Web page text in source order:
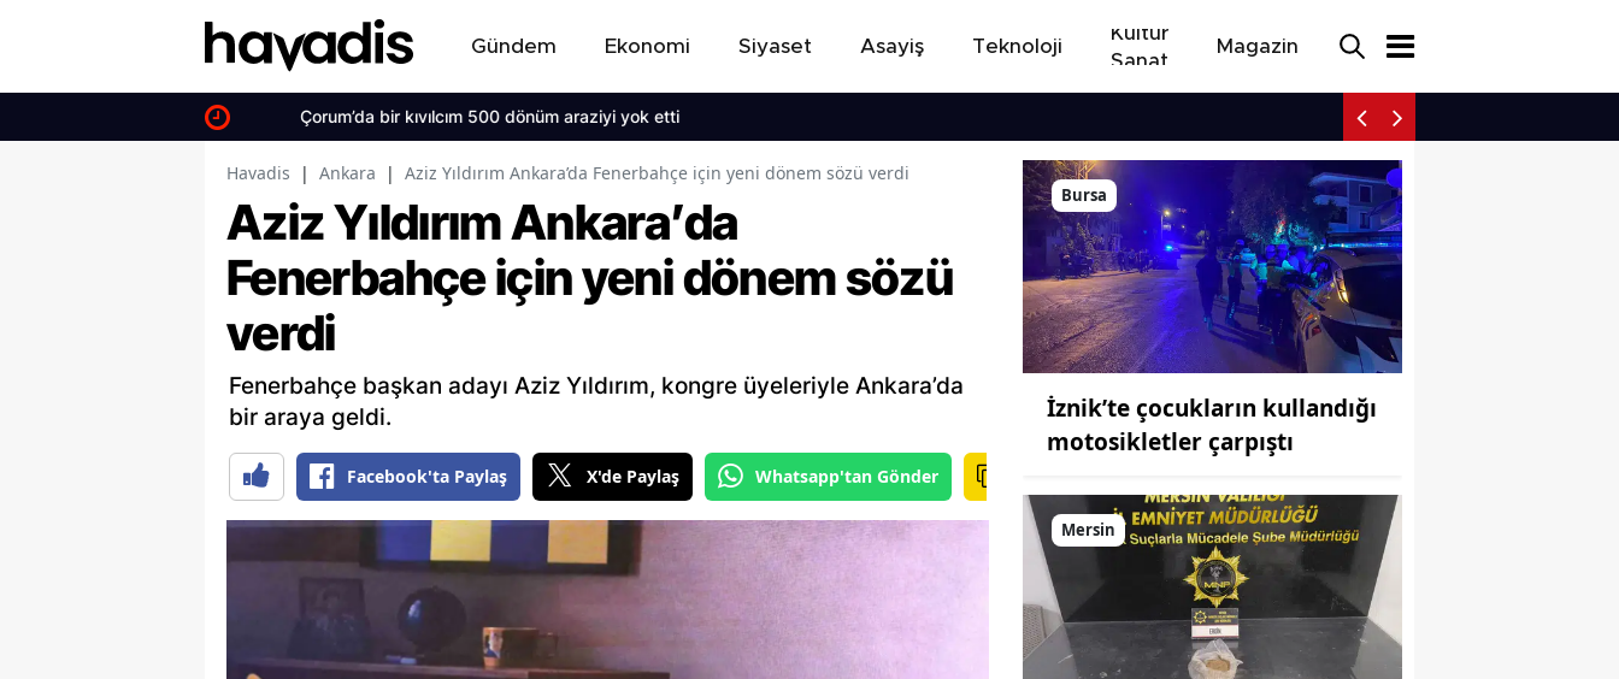
Gündem Ekonomi Siyaset Asayiş Teknoloji
Kültür
Sanat
Magazin
Çorum’da bir kıvılcım 500 dönüm araziyi yok etti
Havadis | Ankara | Aziz Yıldırım Ankara’da Fenerbahçe için yeni dönem sözü verdi
Aziz Yıldırım Ankara’da
Fenerbahçe için yeni dönem sözü
verdi
Fenerbahçe başkan adayı Aziz Yıldırım, kongre üyeleriyle Ankara’da
bir araya geldi.
Facebook'ta Paylaş X'de Paylaş Whatsapp'tan Gönder
Bursa
İznik’te çocukların kullandığı
motosikletler çarpıştı
Mersin